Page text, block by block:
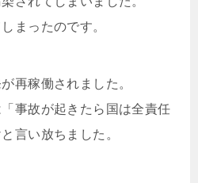
まったのです。
再稼働されました。
事故が起きたら国は全責任
言い放ちました。